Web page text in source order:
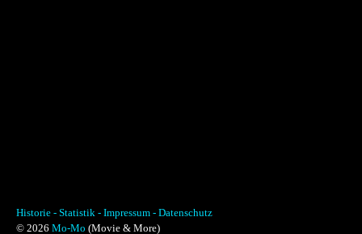
Historie - Statistik - Impressum - Datenschutz
© 2026 Mo-Mo (Movie & More)